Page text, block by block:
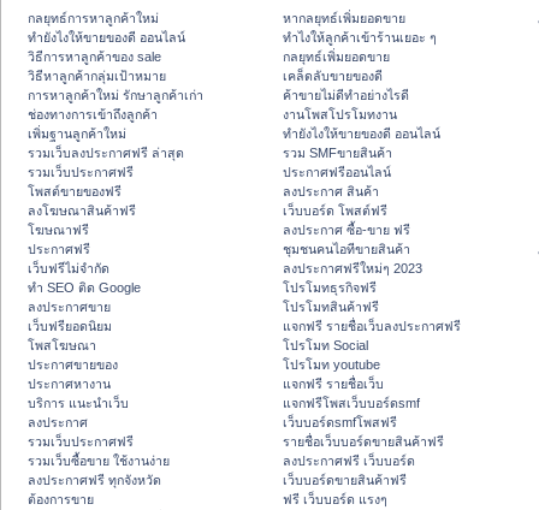
กลยุทธ์การหาลูกค้าใหม่
ทํายังไงให้ขายของดี ออนไลน์
วิธีการหาลูกค้าของ sale
วิธีหาลูกค้ากลุ่มเป้าหมาย
การหาลูกค้าใหม่ รักษาลูกค้าเก่า
ช่องทางการเข้าถึงลูกค้า
เพิ่มฐานลูกค้าใหม่
รวมเว็บลงประกาศฟรี ล่าสุด
รวมเว็บประกาศฟรี
โพสต์ขายของฟรี
ลงโฆษณาสินค้าฟรี
โฆษณาฟรี
ประกาศฟรี
เว็บฟรีไม่จำกัด
ทำ SEO ติด Google
ลงประกาศขาย
เว็บฟรียอดนิยม
โพสโฆษณา
ประกาศขายของ
ประกาศหางาน
บริการ แนะนำเว็บ
ลงประกาศ
รวมเว็บประกาศฟรี
รวมเว็บซื้อขาย ใช้งานง่าย
ลงประกาศฟรี ทุกจังหวัด
ต้องการขาย
หากลยุทธ์เพิ่มยอดขาย
ทําไงให้ลูกค้าเข้าร้านเยอะ ๆ
กลยุทธ์เพิ่มยอดขาย
เคล็ดลับขายของดี
ค้าขายไม่ดีทำอย่างไรดี
งานโพสโปรโมทงาน
ทํายังไงให้ขายของดี ออนไลน์
รวม SMFขายสินค้า
ประกาศฟรีออนไลน์
ลงประกาศ สินค้า
เว็บบอร์ด โพสต์ฟรี
ลงประกาศ ซื้อ-ขาย ฟรี
ชุมชนคนไอทีขายสินค้า
ลงประกาศฟรีใหม่ๆ 2023
โปรโมทธุรกิจฟรี
โปรโมทสินค้าฟรี
แจกฟรี รายชื่อเว็บลงประกาศฟรี
โปรโมท Social
โปรโมท youtube
แจกฟรี รายชื่อเว็บ
แจกฟรีโพสเว็บบอร์ดsmf
เว็บบอร์ดsmfโพสฟรี
รายชื่อเว็บบอร์ดขายสินค้าฟรี
ลงประกาศฟรี เว็บบอร์ด
เว็บบอร์ดขายสินค้าฟรี
ฟรี เว็บบอร์ด แรงๆ